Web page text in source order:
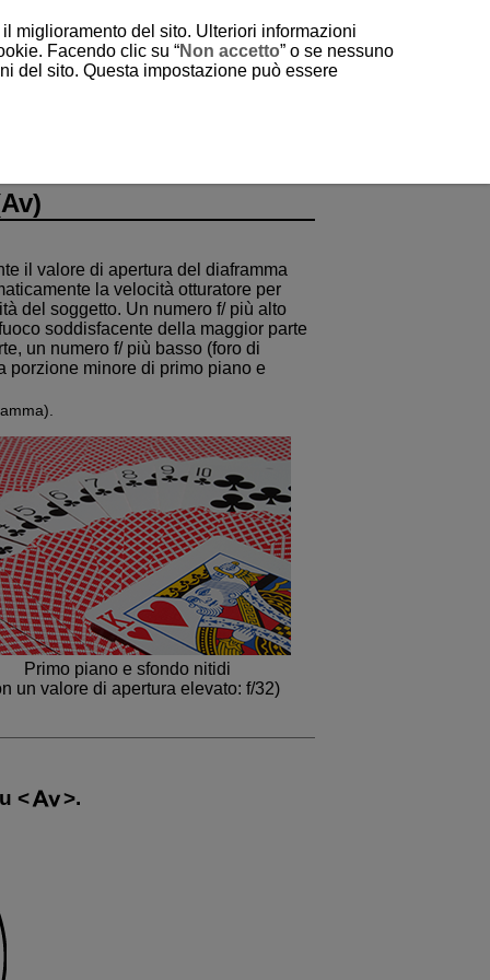
il valore di apertura del diaframma
la velocità otturatore per
del soggetto. Un numero f/ più alto
soddisfacente della maggior parte
un numero f/ più basso (foro di
porzione minore di primo piano e
Primo piano e sfondo nitidi
un valore di apertura elevato: f/32)
.
miglioramento del sito. Ulteriori informazioni
Facendo clic su “Non accetto” o se nessuno
del sito. Questa impostazione può essere